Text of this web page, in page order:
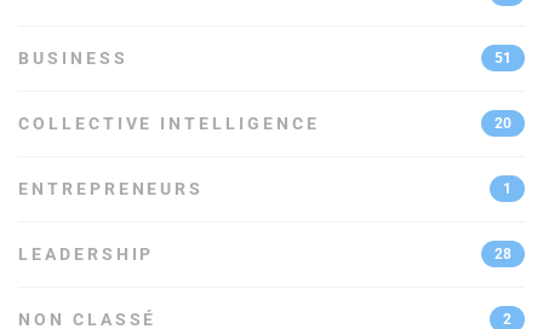
BUSINESS 51
COLLECTIVE INTELLIGENCE 20
ENTREPRENEURS 1
LEADERSHIP 28
NON CLASSÉ 2